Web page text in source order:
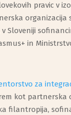
pravic v
organizacija
v Sloveniji
in
za
kot partnerska
filantropija,